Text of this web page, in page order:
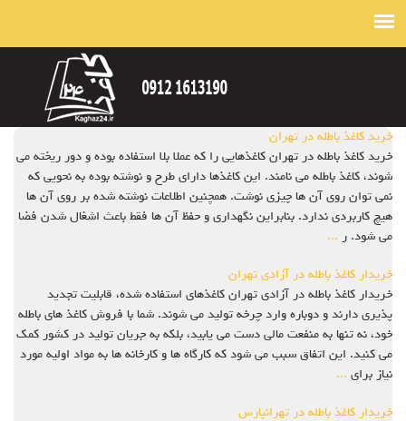
خرید کاغذ باطله در تهران
خرید کاغذ باطله در تهران کاغذهایی را که عملا بلا استفاده بوده و دور ریخته می
شوند، کاغذ باطله می نامند. این کاغذها دارای طرح و نوشته بوده به نحویی که
نمی توان روی آن ها چیزی نوشت. همچنین اطلاعات نوشته شده بر روی آن ها
هیچ کاربردی ندارد. بنابراین نگهداری و حفظ آن ها فقط باعث اشغال شدن فضا
می شود. ر ...
خریدار کاغذ باطله در آزادی تهران
خریدار کاغذ باطله در آزادی تهران کاغذهای استفاده شده، قابلیت تجدید
پذیری دارند و دوباره وارد چرخه تولید می شوند. شما با فروش کاغذ های باطله
خود، نه تنها به منفعت مالی دست می یابید، بلکه به جریان تولید در کشور کمک
می کنید. این اتفاق سبب می شود که کارگاه ها و کارخانه ها به مواد اولیه مورد
نیاز برای ...
خریدار کاغذ باطله در تهرانپارس